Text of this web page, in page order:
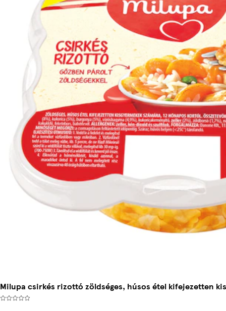
Milupa csirkés rizottó zöldséges, húsos étel kifejezetten